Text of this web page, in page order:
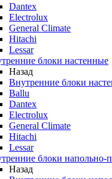
Dantex
Electrolux
General Climate
Hitachi
Lessar
блоки настенные
Назад
Внутренние блоки
Ballu
Dantex
Electrolux
General Climate
Hitachi
Lessar
блоки напольно-
Назад